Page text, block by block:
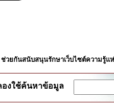
ช่วยกันสนับสนุนรักษาเว็บไซต์ความรู้แ
องใช้ค้นหาข้อมูล